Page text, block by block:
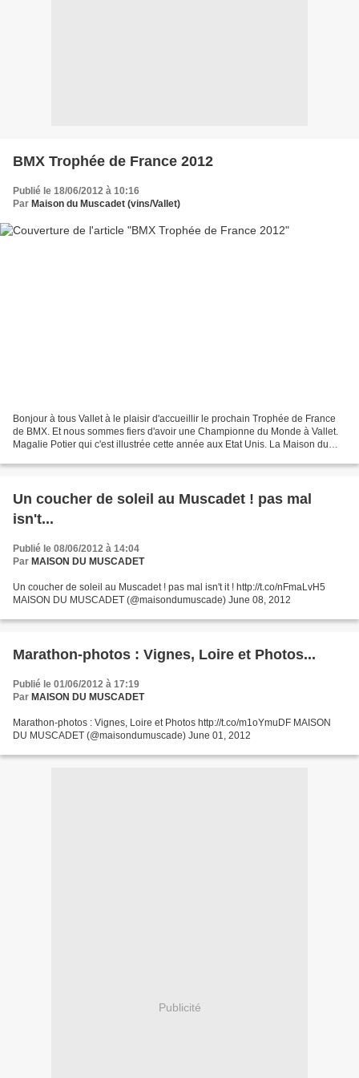
BMX Trophée de France 2012
Publié le 18/06/2012 à 10:16
Par Maison du Muscadet (vins/Vallet)
Bonjour à tous Vallet à le plaisir d'accueillir le prochain Trophée de France
de BMX. Et nous sommes fiers d'avoir une Championne du Monde à Vallet.
Magalie Potier qui c'est illustrée cette année aux Etat Unis. La Maison du
Un coucher de soleil au Muscadet ! pas mal
isn't...
Publié le 08/06/2012 à 14:04
Par MAISON DU MUSCADET
Un coucher de soleil au Muscadet ! pas mal isn't it ! http://t.co/nFmaLvH5
MAISON DU MUSCADET (@maisondumuscade) June 08, 2012
Marathon-photos : Vignes, Loire et Photos...
Publié le 01/06/2012 à 17:19
Par MAISON DU MUSCADET
Marathon-photos : Vignes, Loire et Photos http://t.co/m1oYmuDF MAISON
DU MUSCADET (@maisondumuscade) June 01, 2012
Publicité